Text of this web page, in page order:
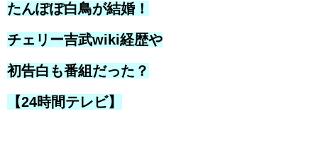
たんぽぽ白鳥が結婚！
チェリー吉武wiki経歴や
初告白も番組だった？
【24時間テレビ】